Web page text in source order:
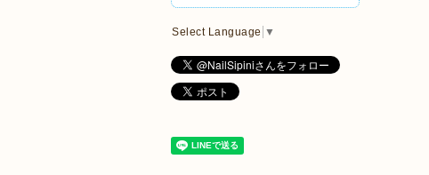
Select Language ▼